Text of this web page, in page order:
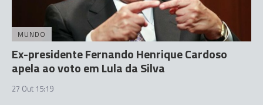
MUNDO
Ex-presidente Fernando Henrique Cardoso
apela ao voto em Lula da Silva
27 Out 15:19